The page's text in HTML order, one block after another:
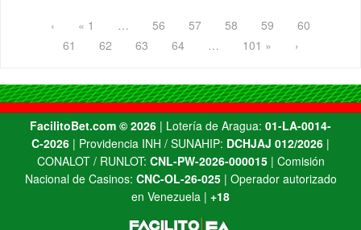
‹ « 1 … 56 57 58 59
60
61
62 63 64 … 101 » ›
FacilitoBet.com ©️ 2026 | Lotería de Aragua: 01-LA-0014-
C-2026 | Providencia INH / SUNAHIP: DCHJAJ 012/2026 |
CONALOT / RUNLOT: CNL-PW-2026-000015| Comisión
Nacional de Casinos: CNC-OL-26-025| Operador autorizado
en Venezuela | +18